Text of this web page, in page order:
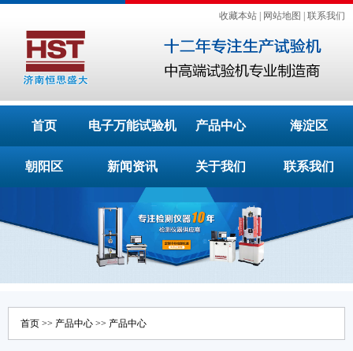
收藏本站 网站地图 联系我们
首页 电子万能试验机 产品中心 海淀区
朝阳区 新闻资讯 关于我们 联系我们
首页 >> 产品中心 >> 产品中心